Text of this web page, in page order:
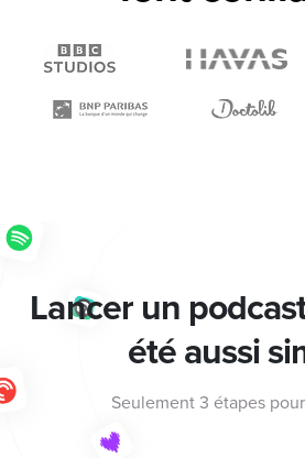
Lancer un
été aussi
Seulement 3 étapes